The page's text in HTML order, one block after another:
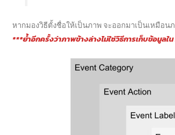
หากมองวิธีตั้งชื่อให้เป็นภาพ จะออกมาเป็นเหมือน
***ย้ำอีกครั้งว่าภาพข้างล่างไม่ใช่วิธีการเก็บข้อมูลใ